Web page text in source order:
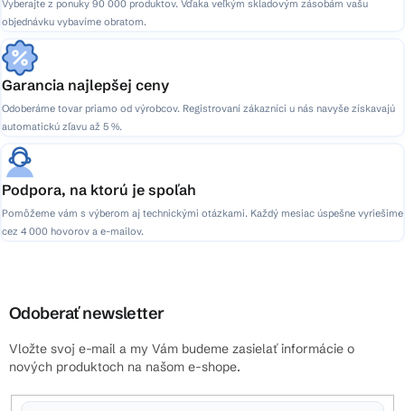
Vyberajte z ponuky 90 000 produktov. Vďaka veľkým skladovým zásobám vašu
objednávku vybavíme obratom.
Garancia najlepšej ceny
Odoberáme tovar priamo od výrobcov. Registrovaní zákazníci u nás navyše získavajú
automatickú zľavu až 5 %.
Podpora, na ktorú je spoľah
Pomôžeme vám s výberom aj technickými otázkami. Každý mesiac úspešne vyriešime
cez 4 000 hovorov a e-mailov.
Odoberať newsletter
Vložte svoj e-mail a my Vám budeme zasielať informácie o
nových produktoch na našom e-shope.